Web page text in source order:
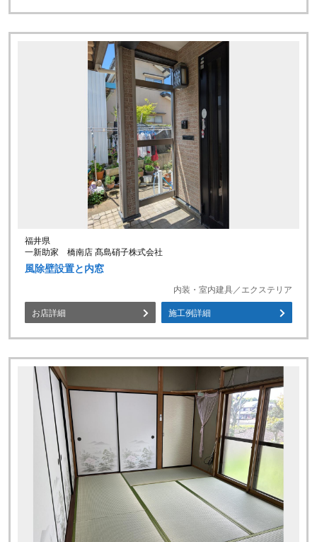
福井県
一新助家 橋南店 髙島硝子株式会社
風除壁設置と内窓
内装・室内建具／エクステリア
お店詳細 施工例詳細